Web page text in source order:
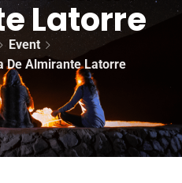
Latorre
Event
De Almirante Latorre